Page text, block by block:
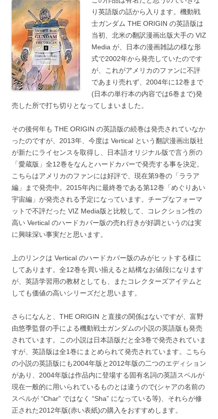
り英語版の話から入ります。機動戦
士ガンダム THE ORIGIN の英語版は
当初、北米の翻訳漫画出版大手の VIZ
Media が、日本の漫画雑誌の様な形
式で2002年から発売していたのです
が、これがアメリカのファンに不評
であまり売れず、2004年に12巻まで
(日本の単行本の内容では6巻まで)発
売した所で打ち切りとなってしまいました。
その後何年も THE ORIGIN の英語版の続巻は発売されていなか
ったのですが、2013年、今度は Vertical という翻訳漫画出版社
が新たにライセンスを取得し、日本語オリジナル版で言う所の
「愛蔵版」全12巻をなんとハードカバーで発売する事を決定。
こちらはアメリカのファンには好評で、現在第9巻の「ララア
編」まで発売中。2015年内に最終巻である第12巻「めぐりあい
宇宙編」が発売される予定になっています。チープなフォーマ
ットで不評だった VIZ Media版と比較して、コレクション性の
高い Vertical のハードカバー版の売れ行きが好調というのは実
に興味深い事実だと思います。
上のリンクは Vertical のハードカバー版のみがヒットする様に
してあります。全12巻を買い揃えると結構なお値段になります
が、英語学習用の教材としても、またコレクターズアイテムと
しても価値の高いシリーズだと思います。
さらになんと、THE ORIGIN と直接の関係はないですが、富野
由悠季監督の手による機動戦士ガンダムの小説の英語版も発売
されています。この小説は日本語版だと全3巻で発売されていま
すが、英語版は全1巻にまとめられて発売されています。こちら
の小説の英語版にも2004年版と2012年版の二つのエディション
があり、2004年版は作品内に登場する固有名詞の英語スペルが
現在一般的に用いられているものとは違うので(シャアの名前の
スペルが “Char” ではなく “Sha” になっている等)、それらが修
正された2012年版(赤い表紙)の購入をおすすめします。